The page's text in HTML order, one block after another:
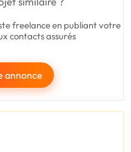
freelance en publiant votre
contacts assurés
annonce